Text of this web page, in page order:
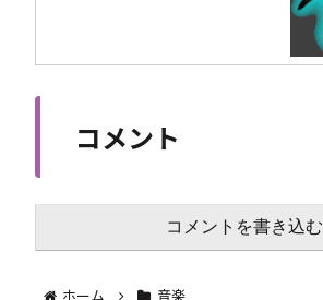
コメント
コメントを書き込む
ホーム 音楽